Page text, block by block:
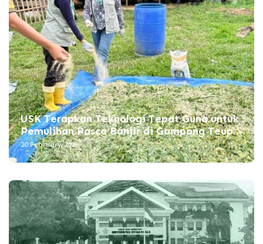
masyarakat pesisir
USK Terapkan Teknologi Tepat Guna untuk
Pemulihan Pasca Banjir di Gampong Teupin
Raya Bireuen
20 February 2026